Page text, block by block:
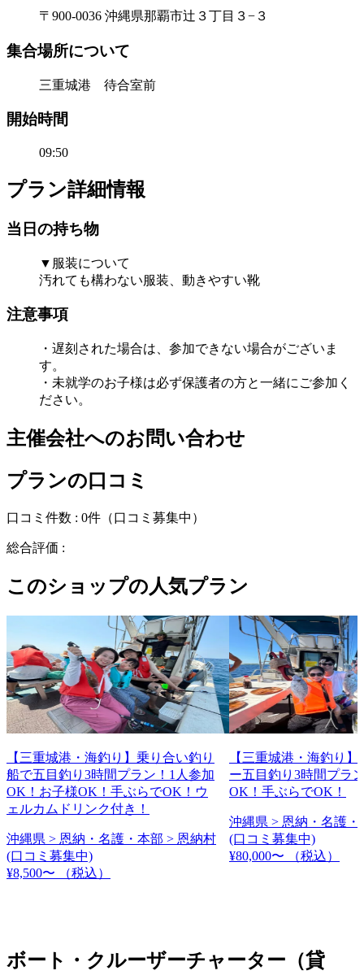
〒900-0036 沖縄県那覇市辻３丁目３−３
集合場所について
三重城港 待合室前
開始時間
09:50
プラン詳細情報
当日の持ち物
▼服装について
汚れても構わない服装、動きやすい靴
注意事項
・遅刻された場合は、参加できない場合がございま
す。
・未就学のお子様は必ず保護者の方と一緒にご参加く
ださい。
主催会社へのお問い合わせ
プランの口コミ
口コミ件数 : 0件 （口コミ募集中）
総合評価 :
このショップの人気プラン
【三重城港・海釣り】乗り合い釣り
船で五目釣り3時間プラン！1人参加
OK！お子様OK！手ぶらでOK！ウ
ェルカムドリンク付き！
沖縄県 > 恩納・名護・本部 > 恩納村
(口コミ募集中)
¥8,500〜
（税込）
【三重城港・海釣り
ー五目釣り3時間プラ
OK！手ぶらでOK！
沖縄県 > 恩納・名護・
(口コミ募集中)
¥80,000〜
（税込）
ボート・クルーザーチャーター（貸